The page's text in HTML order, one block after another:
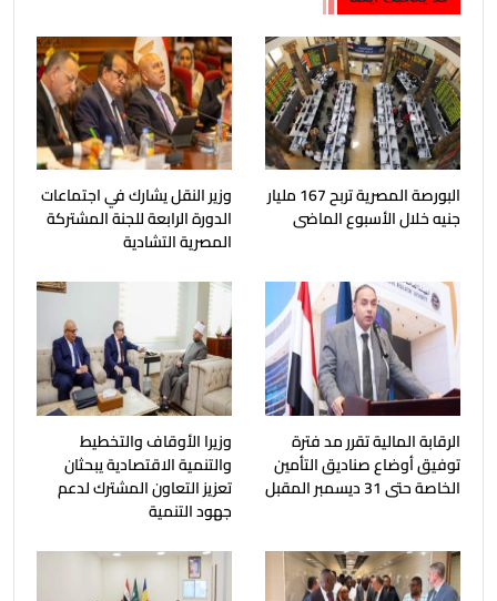
البورصة المصرية تربح 167 مليار
جنيه خلال الأسبوع الماضى
وزير النقل يشارك في اجتماعات
الدورة الرابعة للجنة المشتركة
المصرية التشادية
الرقابة المالية تقرر مد فترة
توفيق أوضاع صناديق التأمين
الخاصة حتى 31 ديسمبر المقبل
وزيرا الأوقاف والتخطيط
والتنمية الاقتصادية يبحثان
تعزيز التعاون المشترك لدعم
جهود التنمية